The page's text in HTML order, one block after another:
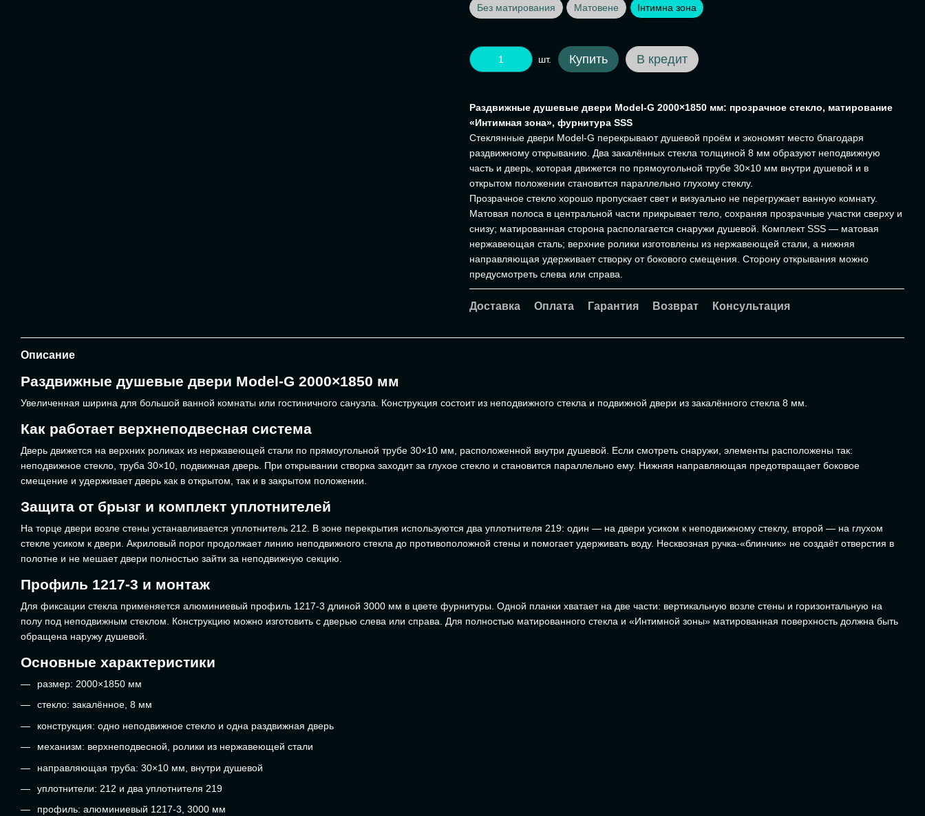
Без матирования Матовене Інтимна зона
шт. Купить В кредит
Раздвижные душевые двери Model-G 2000×1850 мм: прозрачное стекло, матирование
«Интимная зона», фурнитура SSS
Стеклянные двери Model-G перекрывают душевой проём и экономят место благодаря
раздвижному открыванию. Два закалённых стекла толщиной 8 мм образуют неподвижную
часть и дверь, которая движется по прямоугольной трубе 30×10 мм внутри душевой и в
открытом положении становится параллельно глухому стеклу.
Прозрачное стекло хорошо пропускает свет и визуально не перегружает ванную комнату.
Матовая полоса в центральной части прикрывает тело, сохраняя прозрачные участки сверху и
снизу; матированная сторона располагается снаружи душевой. Комплект SSS — матовая
нержавеющая сталь; верхние ролики изготовлены из нержавеющей стали, а нижняя
направляющая удерживает створку от бокового смещения. Сторону открывания можно
предусмотреть слева или справа.
Доставка Оплата Гарантия Возврат Консультация
Описание
Раздвижные душевые двери Model-G 2000×1850 мм
Увеличенная ширина для большой ванной комнаты или гостиничного санузла. Конструкция состоит из неподвижного стекла и подвижной двери из закалённого стекла 8 мм.
Как работает верхнеподвесная система
Дверь движется на верхних роликах из нержавеющей стали по прямоугольной трубе 30×10 мм, расположенной внутри душевой. Если смотреть снаружи, элементы расположены так:
неподвижное стекло, труба 30×10, подвижная дверь. При открывании створка заходит за глухое стекло и становится параллельно ему. Нижняя направляющая предотвращает боковое
смещение и удерживает дверь как в открытом, так и в закрытом положении.
Защита от брызг и комплект уплотнителей
На торце двери возле стены устанавливается уплотнитель 212. В зоне перекрытия используются два уплотнителя 219: один — на двери усиком к неподвижному стеклу, второй — на глухом
стекле усиком к двери. Акриловый порог продолжает линию неподвижного стекла до противоположной стены и помогает удерживать воду. Несквозная ручка-«блинчик» не создаёт отверстия в
полотне и не мешает двери полностью зайти за неподвижную секцию.
Профиль 1217-3 и монтаж
Для фиксации стекла применяется алюминиевый профиль 1217-3 длиной 3000 мм в цвете фурнитуры. Одной планки хватает на две части: вертикальную возле стены и горизонтальную на
полу под неподвижным стеклом. Конструкцию можно изготовить с дверью слева или справа. Для полностью матированного стекла и «Интимной зоны» матированная поверхность должна быть
обращена наружу душевой.
Основные характеристики
размер: 2000×1850 мм
стекло: закалённое, 8 мм
конструкция: одно неподвижное стекло и одна раздвижная дверь
механизм: верхнеподвесной, ролики из нержавеющей стали
направляющая труба: 30×10 мм, внутри душевой
уплотнители: 212 и два уплотнителя 219
профиль: алюминиевый 1217-3, 3000 мм